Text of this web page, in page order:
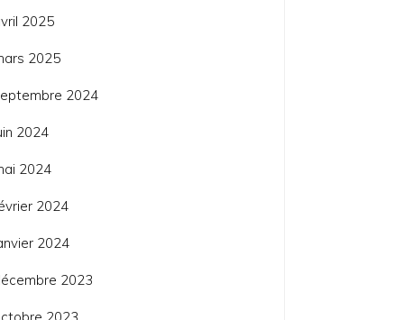
2025
2025
2024
2024
2024
2024
2024
2023